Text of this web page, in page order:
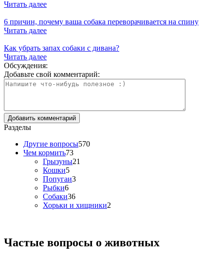
Читать далее
6 причин, почему ваша собака переворачивается на спину
Читать далее
Как убрать запах собаки с дивана?
Читать далее
Обсуждения:
Добавьте свой комментарий:
Разделы
Другие вопросы570
Чем кормить73
Грызуны21
Кошки5
Попугаи3
Рыбки6
Собаки36
Хорьки и хищники2
Частые вопросы о животных